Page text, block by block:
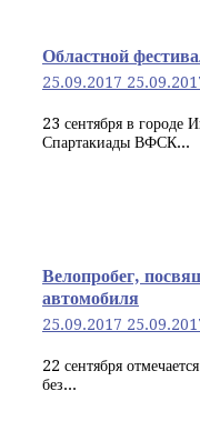
Областной
25.09.2017
23 сентября в городе
Спартакиады ВФСК...
Велопробег,
автомобиля
25.09.2017
22 сентября
без...